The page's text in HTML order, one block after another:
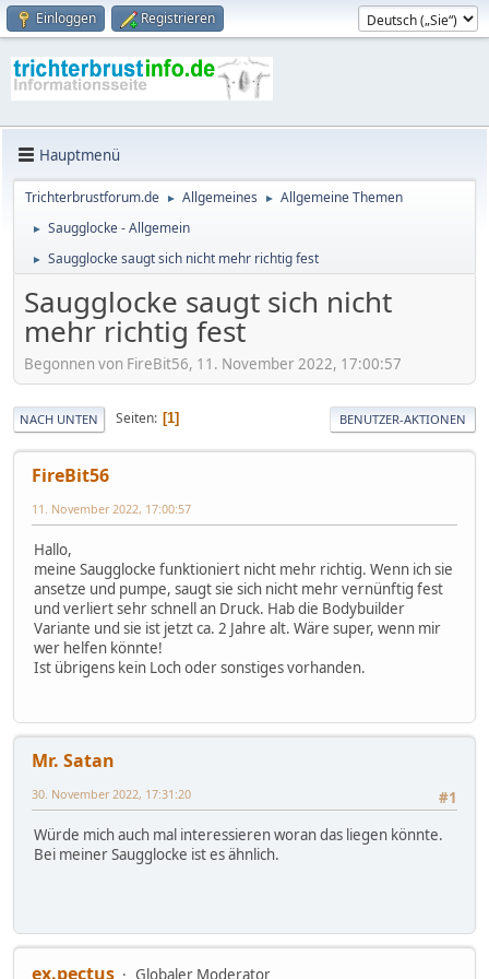
Einloggen Registrieren
Hauptmenü
Trichterbrustforum.de ► Allgemeines ► Allgemeine Themen
► Saugglocke - Allgemein
► Saugglocke saugt sich nicht mehr richtig fest
Saugglocke saugt sich nicht
mehr richtig fest
Begonnen von FireBit56, 11. November 2022, 17:00:57
NACH UNTEN Seiten 1 BENUTZER-AKTIONEN
FireBit56
11. November 2022, 17:00:57
Hallo,
meine Saugglocke funktioniert nicht mehr richtig. Wenn ich sie
ansetze und pumpe, saugt sie sich nicht mehr vernünftig fest
und verliert sehr schnell an Druck. Hab die Bodybuilder
Variante und sie ist jetzt ca. 2 Jahre alt. Wäre super, wenn mir
wer helfen könnte!
Ist übrigens kein Loch oder sonstiges vorhanden.
Mr. Satan
#1
30. November 2022, 17:31:20
Würde mich auch mal interessieren woran das liegen könnte.
Bei meiner Saugglocke ist es ähnlich.
ex.pectus Globaler Moderator